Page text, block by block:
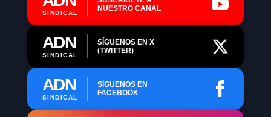
SINDICAL
NUESTRO CANAL
ADN
SINDICAL
SÍGUENOS EN X
(TWITTER)
ADN
SINDICAL
SÍGUENOS EN
FACEBOOK